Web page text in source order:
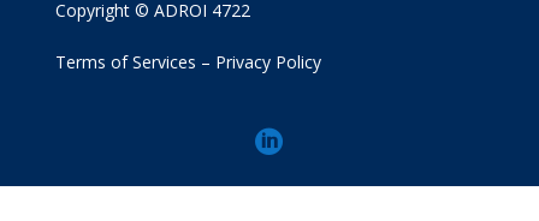
Copyright © ADROI 4722
Terms of Services – Privacy Policy
